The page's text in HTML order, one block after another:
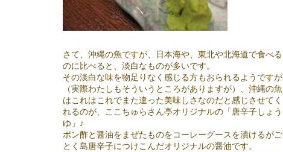
さて、沖縄の魚ですが、日本海や、東北や北海道で食べる
のに比べると、淡白なものが多いです。
その淡白な味を物足りなく感じる方もおられるようですが
（実際わたしもそういうところがありますが）、沖縄の魚
はこれはこれでまた違った美味しさなのだと感じさせてく
れるのが、ここちゅらさん亭オリジナルの「唐辛子しょう
ゆ」♪
ポン酢と醤油をまぜたものをコーレーグースを漬けるがご
とく島唐辛子につけこんだオリジナルの醤油です。